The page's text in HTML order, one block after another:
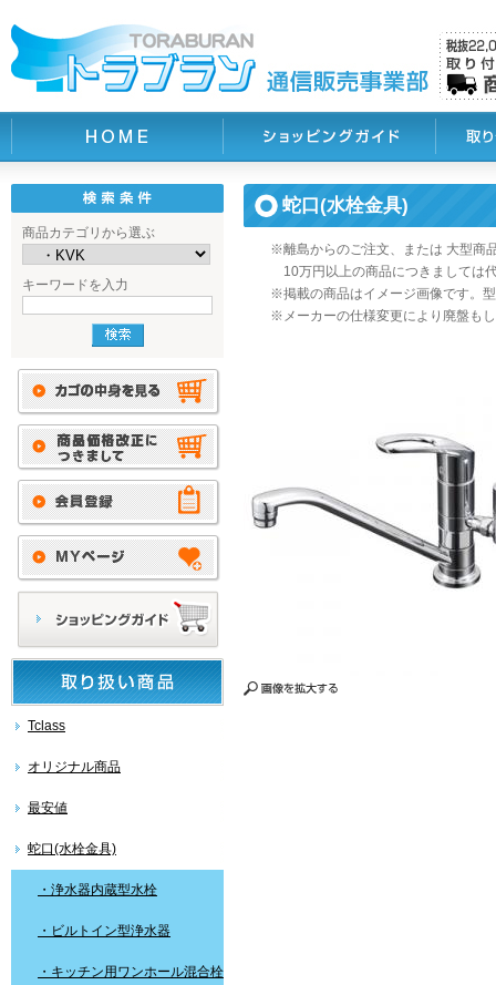
商品カテゴリから選ぶ
キーワードを入力
Tclass
オリジナル商品
最安値
蛇口(水栓金具)
・浄水器内蔵型水栓
・ビルトイン型浄水器
・キッチン用ワンホール混合栓
蛇口(水栓金具)
※離島からのご注文、または 大型商
10万円以上の商品につきましては
※掲載の商品はイメージ画像です。
※メーカーの仕様変更により廃盤も